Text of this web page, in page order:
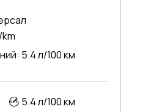
5.4 л/100 км
5.4 л/100 км